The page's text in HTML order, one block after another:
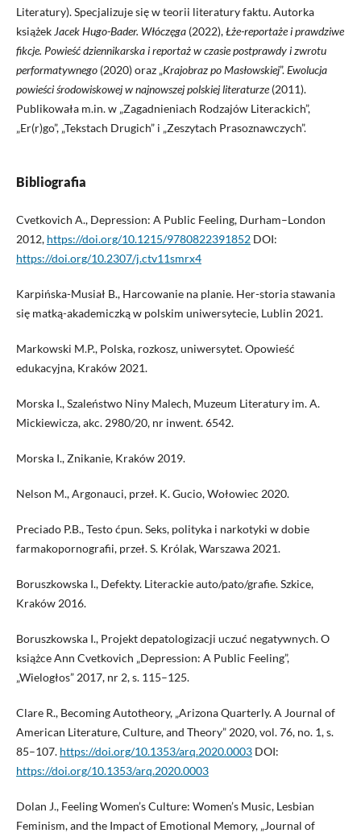
Literatury). Specjalizuje się w teorii literatury faktu. Autorka
książek Jacek Hugo-Bader. Włóczęga(2022),Łże-reportaże i prawdziwe
fikcje. Powieść dziennikarska i reportaż w czasie postprawdy i zwrotu
performatywnego(2020) oraz „Krajobraz po Masłowskiej”.Ewolucja
powieści środowiskowej w najnowszej polskiej literaturze(2011).
Publikowała m.in. w „Zagadnieniach Rodzajów Literackich”,
„Er(r)go”, „Tekstach Drugich” i „Zeszytach Prasoznawczych”.
Bibliografia
Cvetkovich A., Depression: A Public Feeling, Durham–London
2012, https://doi.org/10.1215/9780822391852DOI:
https://doi.org/10.2307/j.ctv11smrx4
Karpińska-Musiał B., Harcowanie na planie. Her-storia stawania
się matką-akademiczką w polskim uniwersytecie, Lublin 2021.
Markowski M.P., Polska, rozkosz, uniwersytet. Opowieść
edukacyjna, Kraków 2021.
Morska I., Szaleństwo Niny Malech, Muzeum Literatury im. A.
Mickiewicza, akc. 2980/20, nr inwent. 6542.
Morska I., Znikanie, Kraków 2019.
Nelson M., Argonauci, przeł. K. Gucio, Wołowiec 2020.
Preciado P.B., Testo ćpun. Seks, polityka i narkotyki w dobie
farmakopornografii, przeł. S. Królak, Warszawa 2021.
Boruszkowska I., Defekty. Literackie auto/pato/grafie. Szkice,
Kraków 2016.
Boruszkowska I., Projekt depatologizacji uczuć negatywnych. O
książce Ann Cvetkovich „Depression: A Public Feeling”,
„Wielogłos” 2017, nr 2, s. 115–125.
Clare R., Becoming Autotheory, „Arizona Quarterly. A Journal of
American Literature, Culture, and Theory” 2020, vol. 76, no. 1, s.
85–107. https://doi.org/10.1353/arq.2020.0003DOI:
https://doi.org/10.1353/arq.2020.0003
Dolan J., Feeling Women’s Culture: Women’s Music, Lesbian
Feminism, and the Impact of Emotional Memory, „Journal of